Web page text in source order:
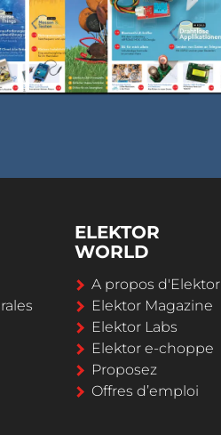
ELEKTOR
WORLD
A propos d'Elektor
Elektor Magazine
Elektor Labs
Elektor e-choppe
Proposez
Offres d’emploi